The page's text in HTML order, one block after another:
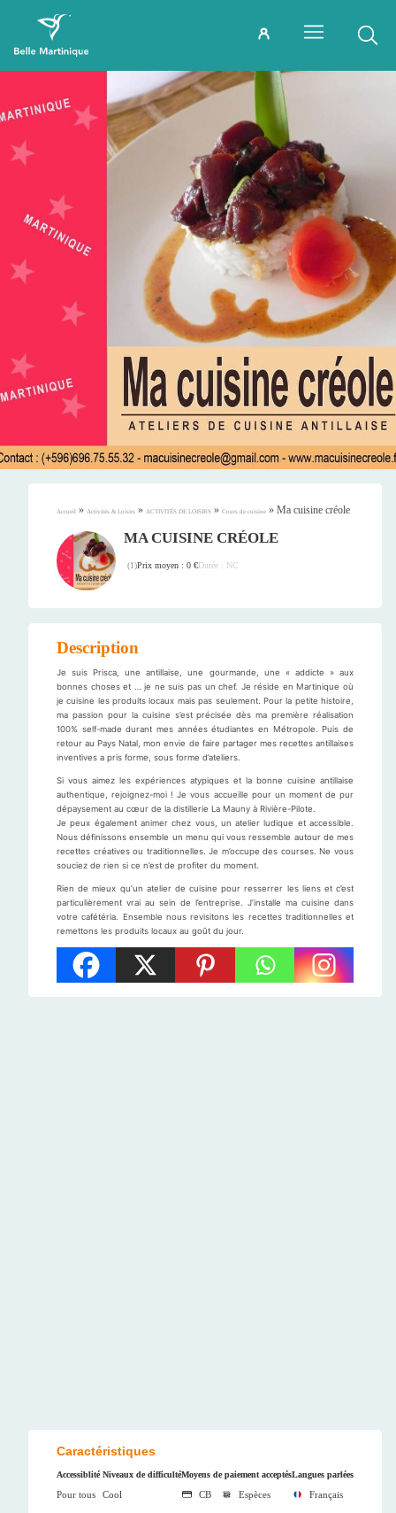
Accueil » Activités & Loisirs » ACTIVITÉS DE LOISIRS » Cours de cuisine » Ma cuisine créole
MA CUISINE CRÉOLE
(1)Prix moyen : 0 €Durée : NC
Description
Je suis Prisca, une antillaise, une gourmande, une « addicte » aux
bonnes choses et … je ne suis pas un chef. Je réside en Martinique où
je cuisine les produits locaux mais pas seulement. Pour la petite histoire,
ma passion pour la cuisine s’est précisée dès ma première réalisation
100% self-made durant mes années étudiantes en Métropole. Puis de
retour au Pays Natal, mon envie de faire partager mes recettes antillaises
inventives a pris forme, sous forme d’ateliers.
Si vous aimez les expériences atypiques et la bonne cuisine antillaise
authentique, rejoignez-moi ! Je vous accueille pour un moment de pur
dépaysement au cœur de la distillerie La Mauny à Rivière-Pilote.
Je peux également animer chez vous, un atelier ludique et accessible.
Nous définissons ensemble un menu qui vous ressemble autour de mes
recettes créatives ou traditionnelles. Je m’occupe des courses. Ne vous
souciez de rien si ce n’est de profiter du moment.
Rien de mieux qu’un atelier de cuisine pour resserrer les liens et c’est
particulièrement vrai au sein de l’entreprise. J’installe ma cuisine dans
votre cafétéria. Ensemble nous revisitons les recettes traditionnelles et
remettons les produits locaux au goût du jour.
Caractéristiques
Accessiblité
Pour tous
Niveaux de difficulté
Cool
Moyens de paiement acceptés
CB Espèces
Langues parlées
Français